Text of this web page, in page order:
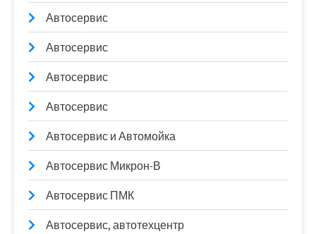
Автосервис
Автосервис
Автосервис
Автосервис
Автосервис и Автомойка
Автосервис Микрон-В
Автосервис ПМК
Автосервис, автотехцентр